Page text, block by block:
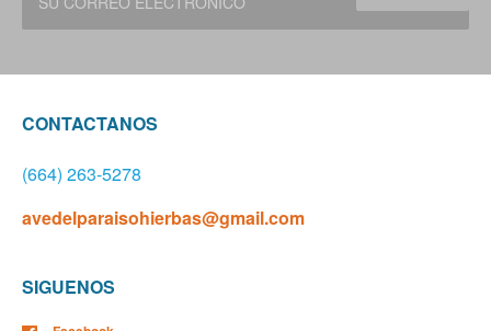
CONTACTANOS
(664) 263-5278
avedelparaisohierbas@gmail.com
SIGUENOS